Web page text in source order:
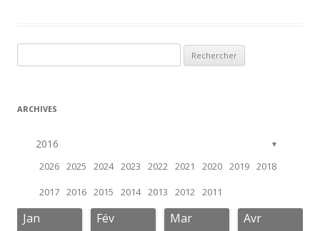
ARCHIVES
2016
2026 2025 2024 2023 2022 2021 2020 2019 2018
2017 2016 2015 2014 2013 2012 2011
▼
Jan Fév Mar Avr